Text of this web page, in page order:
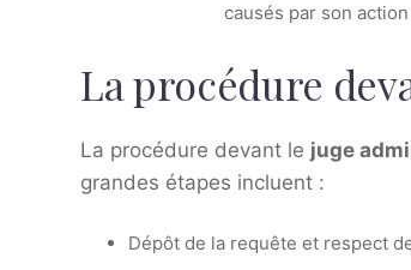
causés par son
La procédure
La procédure devant le juge
grandes étapes incluent :
Dépôt de la requête et respect